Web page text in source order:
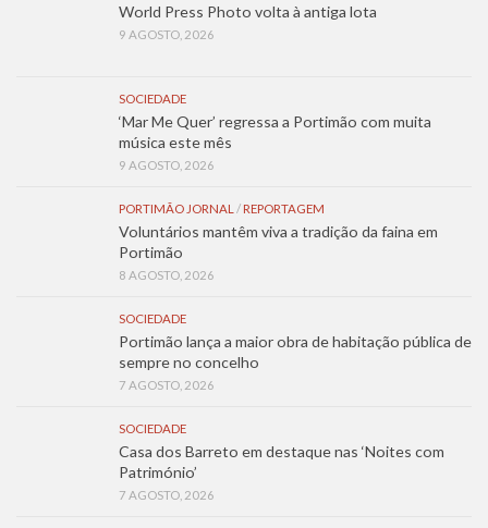
World Press Photo volta à antiga lota
9 AGOSTO, 2026
SOCIEDADE
‘Mar Me Quer’ regressa a Portimão com muita
música este mês
9 AGOSTO, 2026
PORTIMÃO JORNAL / REPORTAGEM
Voluntários mantêm viva a tradição da faina em
Portimão
8 AGOSTO, 2026
SOCIEDADE
Portimão lança a maior obra de habitação pública de
sempre no concelho
7 AGOSTO, 2026
SOCIEDADE
Casa dos Barreto em destaque nas ‘Noites com
Património’
7 AGOSTO, 2026